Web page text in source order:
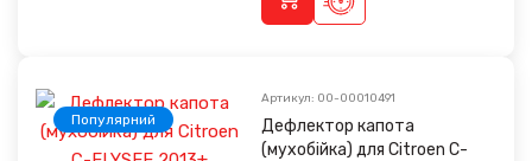
Популярний
Артикул: 00-00010491
Дефлектор капота
(мухобійка) для Citroen C-